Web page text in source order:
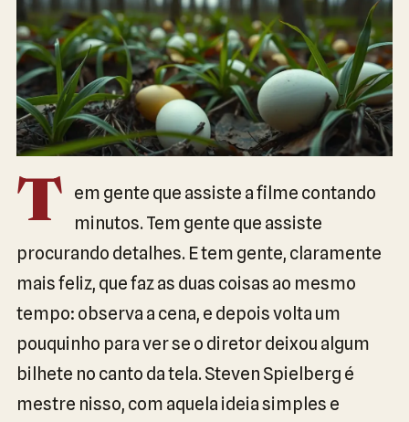
T
em gente que assiste a filme contando
minutos. Tem gente que assiste
procurando detalhes. E tem gente, claramente
mais feliz, que faz as duas coisas ao mesmo
tempo: observa a cena, e depois volta um
pouquinho para ver se o diretor deixou algum
bilhete no canto da tela. Steven Spielberg é
mestre nisso, com aquela ideia simples e